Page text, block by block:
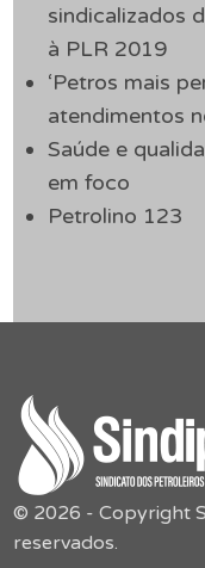
sindicalizados
à PLR 2019
‘Petros mais
atendimentos
Saúde e
em foco
Petrolino 123
© 2026 - Copyright
reservados.